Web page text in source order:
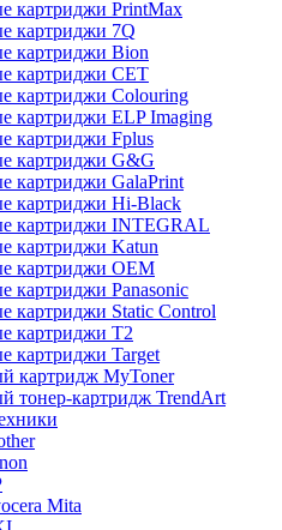
картриджи PrintMax
картриджи 7Q
картриджи Bion
картриджи CET
картриджи Colouring
картриджи ELP Imaging
картриджи Fplus
картриджи G&G
картриджи GalaPrint
картриджи Hi-Black
картриджи INTEGRAL
картриджи Katun
картриджи OEM
картриджи Panasonic
картриджи Static Control
картриджи T2
картриджи Target
картридж MyToner
тонер-картридж TrendArt
Mita